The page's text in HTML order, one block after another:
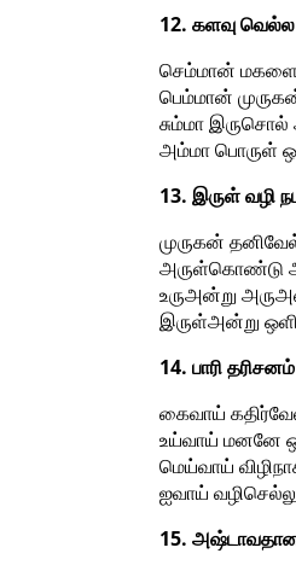
12. களவு வெல்ல
செம்மான் மகளைத்
பெம்மான்
சும்மா
அம்மா பொருள்
13. இருள் வழி
முருகன்
அருள்கொண்டு
உருஅன்று
இருள்அன்று
14. பாரி
கைவாய்
உய்வாய் மனனே
மெய்வாய்
ஐவாய்
15.